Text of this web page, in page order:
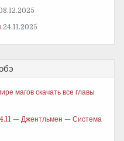
24.11.2025
магов скачать все главы
— Джентльмен — Система